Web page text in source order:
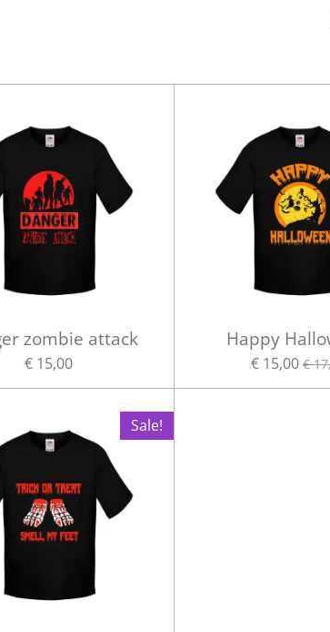
zombie attack
€ 15,00
Happy
€ 15,00 €
Sale!